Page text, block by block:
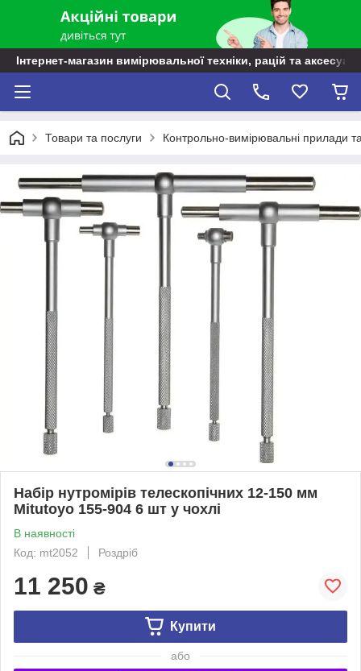
Інтернет-магазин вимірювальної техніки, рацій та
Товари та послуги Контрольно-вимірювальні прилади
Набір нутромірів телескопічних 12-150 мм
Mitutoyo 155-904 6 шт у чохлі
В наявності
Код: mt2052
Роздріб
11 250 ₴
Купити
або